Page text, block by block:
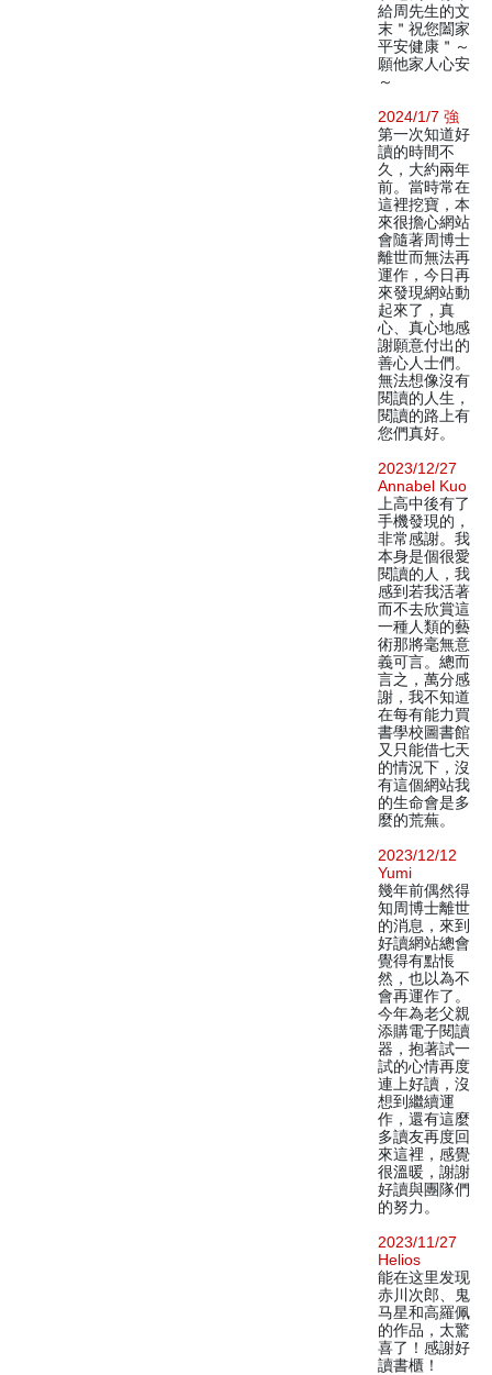
給周先生的文
末＂祝您闔家
平安健康＂～
願他家人心安
～
2024/1/7 強
第一次知道好
讀的時間不
久，大約兩年
前。當時常在
這裡挖寶，本
來很擔心網站
會隨著周博士
離世而無法再
運作，今日再
來發現網站動
起來了，真
心、真心地感
謝願意付出的
善心人士們。
無法想像沒有
閱讀的人生，
閱讀的路上有
您們真好。
2023/12/27
Annabel Kuo
上高中後有了
手機發現的，
非常感謝。我
本身是個很愛
閱讀的人，我
感到若我活著
而不去欣賞這
一種人類的藝
術那將毫無意
義可言。總而
言之，萬分感
謝，我不知道
在每有能力買
書學校圖書館
又只能借七天
的情況下，沒
有這個網站我
的生命會是多
麼的荒蕪。
2023/12/12
Yumi
幾年前偶然得
知周博士離世
的消息，來到
好讀網站總會
覺得有點悵
然，也以為不
會再運作了。
今年為老父親
添購電子閱讀
器，抱著試一
試的心情再度
連上好讀，沒
想到繼續運
作，還有這麼
多讀友再度回
來這裡，感覺
很溫暖，謝謝
好讀與團隊們
的努力。
2023/11/27
Helios
能在这里发现
赤川次郎、鬼
马星和高羅佩
的作品，太驚
喜了！感謝好
讀書櫃！